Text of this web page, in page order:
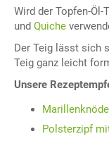
Wird der Topfen-
und Quiche
Der Teig lässt sich
Teig ganz leicht
Unsere
Polsterzipf